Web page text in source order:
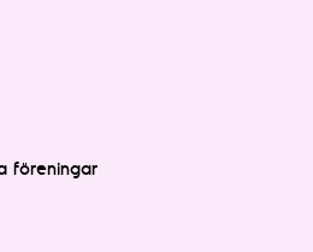
föreningar